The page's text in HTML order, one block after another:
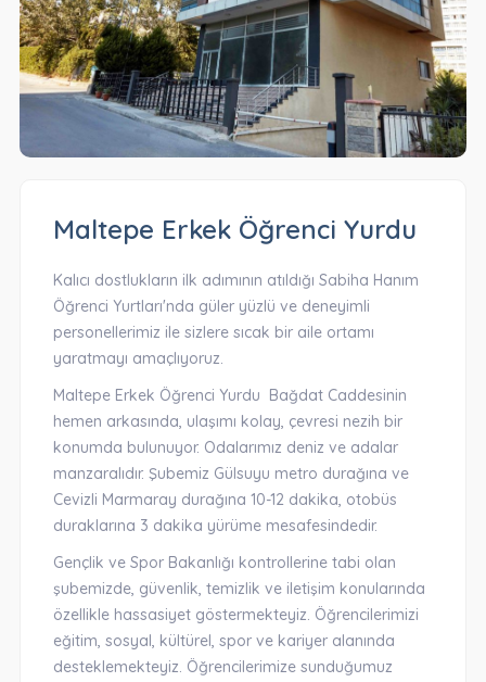
Maltepe Erkek Öğrenci Yurdu
Kalıcı dostlukların ilk adımının atıldığı Sabiha Hanım
Öğrenci Yurtları'nda güler yüzlü ve deneyimli
personellerimiz ile sizlere sıcak bir aile ortamı
yaratmayı amaçlıyoruz.
Maltepe Erkek Öğrenci Yurdu Bağdat Caddesinin
hemen arkasında, ulaşımı kolay, çevresi nezih bir
konumda bulunuyor. Odalarımız deniz ve adalar
manzaralıdır. Şubemiz Gülsuyu metro durağına ve
Cevizli Marmaray durağına 10-12 dakika, otobüs
duraklarına 3 dakika yürüme mesafesindedir.
Gençlik ve Spor Bakanlığı kontrollerine tabi olan
şubemizde, güvenlik, temizlik ve iletişim konularında
özellikle hassasiyet göstermekteyiz. Öğrencilerimizi
eğitim, sosyal, kültürel, spor ve kariyer alanında
desteklemekteyiz. Öğrencilerimize sunduğumuz